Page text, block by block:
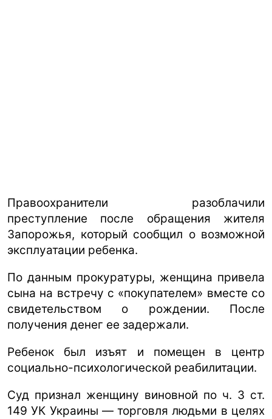
Правоохранители разоблачили
преступление после обращения жителя
Запорожья, который сообщил о возможной
эксплуатации ребенка.
По данным прокуратуры, женщина привела
сына на встречу с «покупателем» вместе со
свидетельством о рождении. После
получения денег ее задержали.
Ребенок был изъят и помещен в центр
социально-психологической реабилитации.
Суд признал женщину виновной по ч. 3 ст.
149 УК Украины — торговля людьми в целях